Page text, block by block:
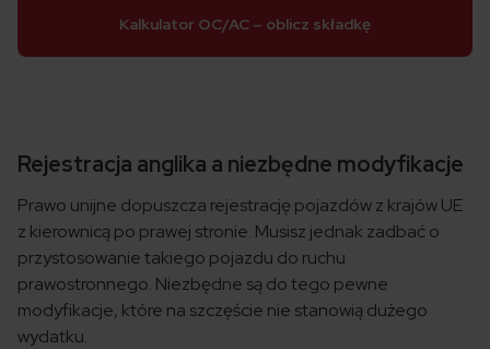
Kalkulator OC/AC – oblicz składkę
Rejestracja anglika a niezbędne modyfikacje
Prawo unijne dopuszcza rejestrację pojazdów z krajów UE
z kierownicą po prawej stronie. Musisz jednak zadbać o
przystosowanie takiego pojazdu do ruchu
prawostronnego. Niezbędne są do tego pewne
modyfikacje, które na szczęście nie stanowią dużego
wydatku.